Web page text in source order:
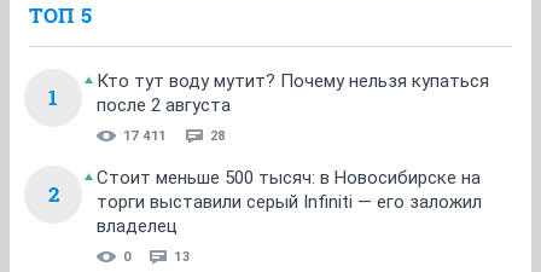
ТОП 5
1
Кто тут воду мутит? Почему нельзя купаться
после 2 августа
17 411 28
2
Стоит меньше 500 тысяч: в Новосибирске на
торги выставили серый Infiniti — его заложил
владелец
0 13